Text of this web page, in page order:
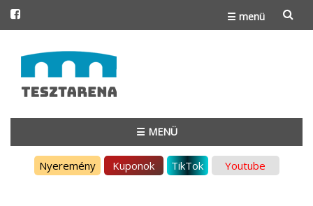
☰ menü
to
content
☰ MENÜ
Nyeremény Kuponok TikTok Youtube